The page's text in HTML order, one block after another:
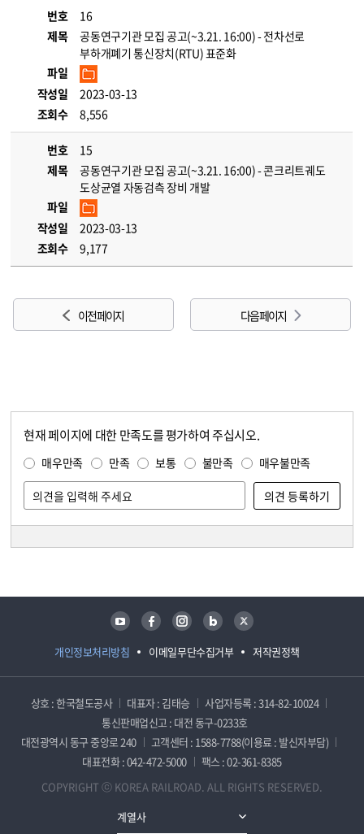
번호
16
제목
공동연구기관 모집 공고(~3.21. 16:00) - 전차선로
부하개폐기 통신장치(RTU) 표준화
파일
작성일
2023-03-13
조회수
8,556
번호
15
제목
공동연구기관 모집 공고(~3.21. 16:00) - 콘크리트궤도
도상균열 자동검측 장비 개발
파일
작성일
2023-03-13
조회수
9,177
이전 페이지 다음 페이지
현재 페이지에 대한 만족도를 평가하여 주십시오.
매우만족 만족 보통 불만족 매우불만족
개인정보처리방침 이메일무단수집거부 저작권정책
유튜브 페이스북 인스타그램 블로그 트위터
상호 : 한국철도공사 대표자 : 김태승
사업자등록 : 314-82-10024
통신판매업신고 : 대전 동구-0233호
대전광역시 동구 중앙로 240
고객센터 : 1588-7788(이용료 : 발신자부담)
대표전화 : 042-472-5000
팩스 : 02-361-8385
COPYRIGHT ⓒ KOREA RAILROAD. ALL RIGHTS RESERVED.
계열사